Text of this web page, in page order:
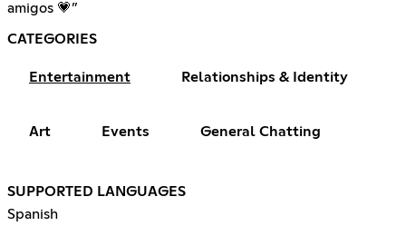
amigos 💗”
CATEGORIES
Entertainment Relationships & Identity
Art Events General Chatting
SUPPORTED LANGUAGES
Spanish